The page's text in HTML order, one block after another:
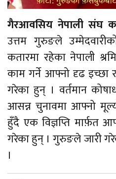
गैरआवसिय नेपाली संघ
उत्तम गुरुङले
कतारमा रहेका नेपाली
काम गर्ने आफ्नो दृढ इच्छा
गरेका हुन् । वर्तमान
आसन्न चुनावमा आफ्नो
हुँदै एक विज्ञप्ति मार्फ़त
गरेका हुन् । गुरुङले जारी
।